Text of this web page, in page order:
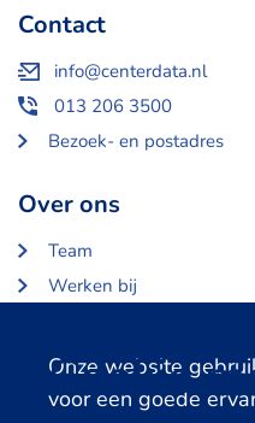
Cookie
Onze website
voor een goede
Contact
info@centerdata.nl
013 206 3500
Bezoek- en postadres
Over ons
Team
Werken bij
Partners en